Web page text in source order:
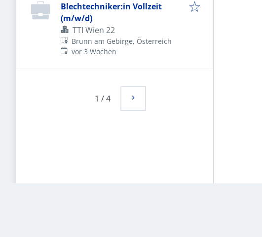
Blechtechniker:in Vollzeit
(m/w/d)
TTI Wien 22
Brunn am Gebirge, Österreich
Veröffentlicht:
vor 3 Wochen
1 /4